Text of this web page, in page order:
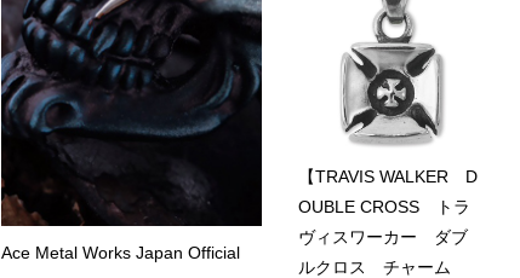
【TRAVIS WALKER D
OUBLE CROSS トラ
ヴィスワーカー ダブ
ルクロス チャーム
Ace Metal Works Japan Official